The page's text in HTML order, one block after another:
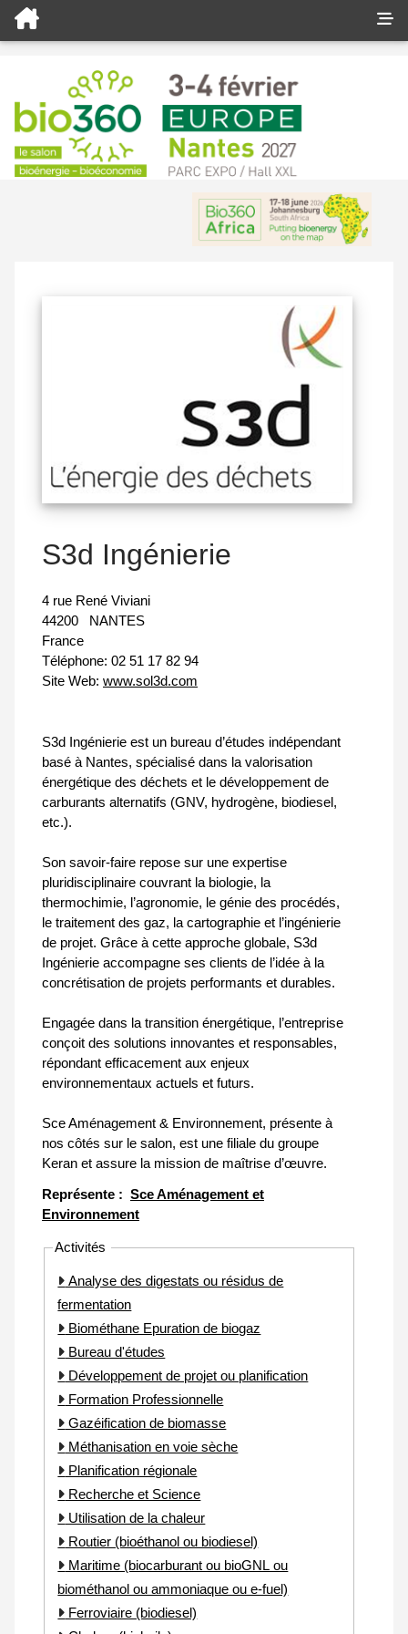
S3d Ingénierie
4 rue René Viviani
44200
NANTES
France
Téléphone: 02 51 17 82 94
Site Web: www.sol3d.com
S3d Ingénierie est un bureau d’études indépendant
basé à Nantes, spécialisé dans la valorisation
énergétique des déchets et le développement de
carburants alternatifs (GNV, hydrogène, biodiesel,
etc.).
Son savoir-faire repose sur une expertise
pluridisciplinaire couvrant la biologie, la
thermochimie, l’agronomie, le génie des procédés,
le traitement des gaz, la cartographie et l’ingénierie
de projet. Grâce à cette approche globale, S3d
Ingénierie accompagne ses clients de l’idée à la
concrétisation de projets performants et durables.
Engagée dans la transition énergétique, l’entreprise
conçoit des solutions innovantes et responsables,
répondant efficacement aux enjeux
environnementaux actuels et futurs.
Sce Aménagement & Environnement, présente à
nos côtés sur le salon, est une filiale du groupe
Keran et assure la mission de maîtrise d’œuvre.
Représente : Sce Aménagement et
Environnement
Activités
Analyse des digestats ou résidus de
fermentation
Biométhane Epuration de biogaz
Bureau d'études
Développement de projet ou planification
Formation Professionnelle
Gazéification de biomasse
Méthanisation en voie sèche
Planification régionale
Recherche et Science
Utilisation de la chaleur
Routier (bioéthanol ou biodiesel)
Maritime (biocarburant ou bioGNL ou
biométhanol ou ammoniaque ou e-fuel)
Ferroviaire (biodiesel)